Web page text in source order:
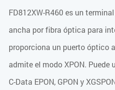
FD812XW-R460 es un
ancha por fibra óptica para
proporciona un puerto óptico
admite el modo XPON. Puede
C-Data EPON, GPON y